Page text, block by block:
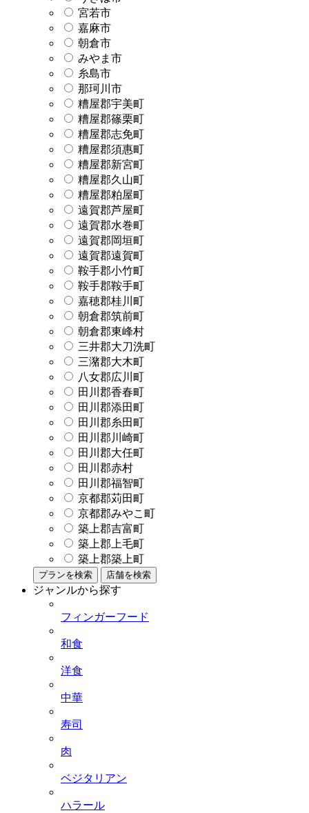
宮若市
嘉麻市
朝倉市
みやま市
糸島市
那珂川市
糟屋郡宇美町
糟屋郡篠栗町
糟屋郡志免町
糟屋郡須惠町
糟屋郡新宮町
糟屋郡久山町
糟屋郡粕屋町
遠賀郡芦屋町
遠賀郡水巻町
遠賀郡岡垣町
遠賀郡遠賀町
鞍手郡小竹町
鞍手郡鞍手町
嘉穂郡桂川町
朝倉郡筑前町
朝倉郡東峰村
三井郡大刀洗町
三潴郡大木町
八女郡広川町
田川郡香春町
田川郡添田町
田川郡糸田町
田川郡川崎町
田川郡大任町
田川郡赤村
田川郡福智町
京都郡苅田町
京都郡みやこ町
築上郡吉富町
築上郡上毛町
築上郡築上町
プランを検索 店舗を検索
ジャンルから探す
フィンガーフード
和食
洋食
中華
寿司
肉
ベジタリアン
ハラール